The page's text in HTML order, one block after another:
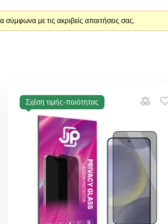
σύμφωνα με τις ακριβείς απαιτήσεις σας.
Σχέση τιμής-ποιότητας